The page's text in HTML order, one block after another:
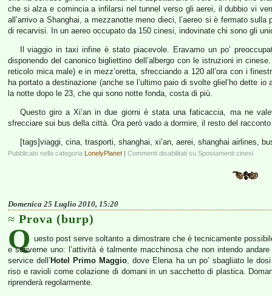
che si alza e comincia a infilarsi nel tunnel verso gli aerei, il dubbio vi
all’arrivo a Shanghai, a mezzanotte meno dieci, l’aereo si è fermato
di recarvisi. In un aereo occupato da 150 cinesi, indovinate chi sono gli
Il viaggio in taxi infine è stato piacevole. Eravamo un po’
disponendo del canonico bigliettino dell’albergo con le istruzioni in
reticolo mica male) e in mezz’oretta, sfrecciando a 120 all’ora con i
ha portato a destinazione (anche se l’ultimo paio di svolte gliel’ho dette
la notte dopo le 23, che qui sono notte fonda, costa di più.
Questo giro a Xi’an in due giorni è stata una faticaccia, ma ne
sfrecciare sui bus della città. Ora però vado a dormire, il resto del
[tags]viaggi, cina, trasporti, shanghai, xi’an, aerei, shanghai airlines,
Pubblicato nella categoria LonelyPlanet | Commenti disabilitati su Spostamenti cinesi
Domenica 25 Luglio 2010, 15:20
Prova (burp)
Q uesto post serve soltanto a dimostrare che è tecnicamente
e scriverne uno: l’attività è talmente macchinosa che non intendo
service dell’ Hotel Primo Maggio, dove Elena ha un po’ sbagliato le
riso e ravioli come colazione di domani in un sacchetto di plastica.
riprenderà regolarmente.